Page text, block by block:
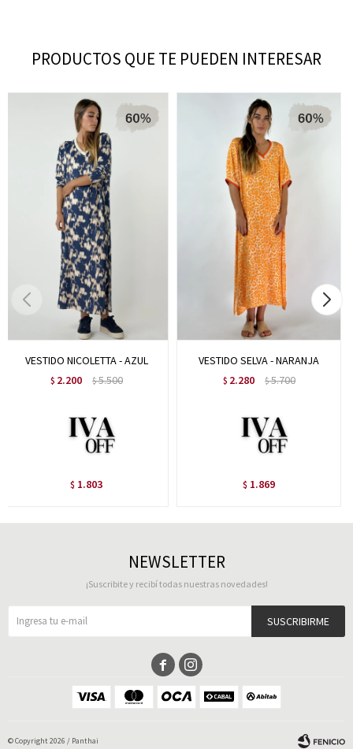
PRODUCTOS QUE TE PUEDEN INTERESAR
VESTIDO NICOLETTA - AZUL
$ 2.200 $5.500
$ 1.803
VESTIDO SELVA - NARANJA
$ 2.280 $5.700
$ 1.869
NEWSLETTER
¡Suscribite y recibí todas nuestras novedades!
SUSCRIBIRME
 
© Copyright 2026 / Panthai